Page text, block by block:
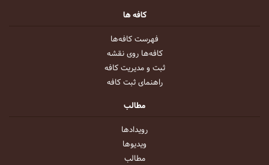
کافه ها
فهرست کافه‌ها
کافه‌ها روی نقشه
ثبت و مدیریت کافه
راهنمای ثبت کافه
مطالب
رویداد‌ها
ویدیو‌ها
مطالب